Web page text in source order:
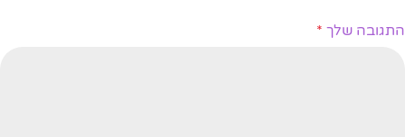
התגובה שלך *